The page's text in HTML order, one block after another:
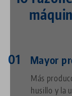
Mayor
Más
husillo y la